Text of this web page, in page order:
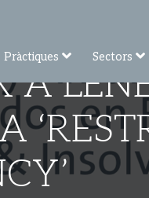
Pràctiques Sectors
A